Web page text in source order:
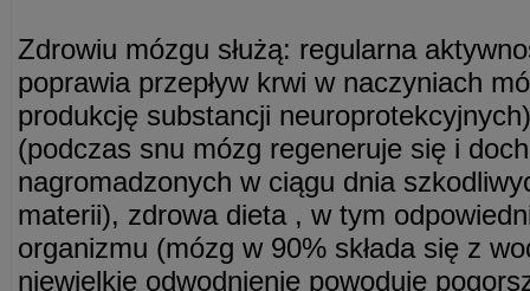
Zdrowiu mózgu służą: regularna
poprawia przepływ krwi w naczyniach
produkcję substancji
(podczas snu mózg regeneruje się i
nagromadzonych w ciągu dnia
materii), zdrowa dieta , w tym
organizmu (mózg w 90% składa się z
niewielkie odwodnienie powoduje